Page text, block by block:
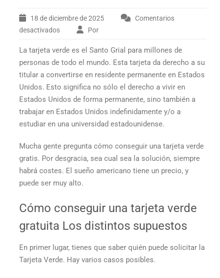
18 de diciembre de 2025
Comentarios
desactivadosen
puedo
obtener
una
tarjeta
verde
gratuita?
Por
La tarjeta verde es el Santo Grial para millones de
personas de todo el mundo. Esta tarjeta da derecho a su
titular a convertirse en residente permanente en Estados
Unidos. Esto significa no sólo el derecho a vivir en
Estados Unidos de forma permanente, sino también a
trabajar en Estados Unidos indefinidamente y/o a
estudiar en una universidad estadounidense.
Mucha gente pregunta cómo conseguir una tarjeta verde
gratis. Por desgracia, sea cual sea la solución, siempre
habrá costes. El sueño americano tiene un precio, y
puede ser muy alto.
Cómo conseguir una tarjeta verde
gratuita Los distintos supuestos
En primer lugar, tienes que saber quién puede solicitar la
Tarjeta Verde. Hay varios casos posibles.